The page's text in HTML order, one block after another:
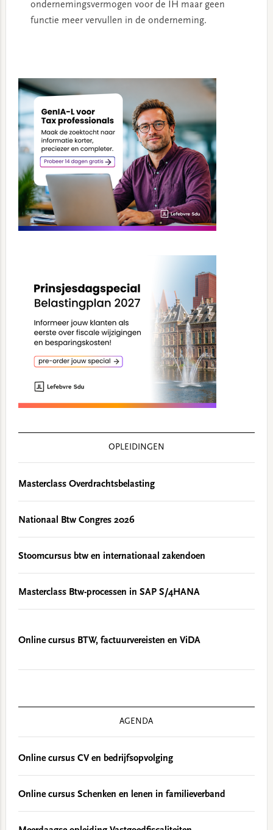
ondernemingsvermogen voor de IH maar geen
functie meer vervullen in de onderneming.
Sidebar
OPLEIDINGEN
Masterclass Overdrachtsbelasting
Nationaal Btw Congres 2026
Stoomcursus btw en internationaal zakendoen
Masterclass Btw-processen in SAP S/4HANA
Online cursus BTW, factuurvereisten en ViDA
AGENDA
Online cursus CV en bedrijfsopvolging
Online cursus Schenken en lenen in familieverband